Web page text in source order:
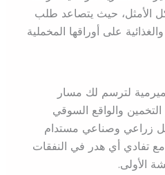
الأمثل، حيث يتصاعد طلب
على أوراقها المخملية
لترسم لك مسار
والواقع السوقي
زراعي وصناعي مستدام
تفادي أي هدر في النفقات
الأولى.